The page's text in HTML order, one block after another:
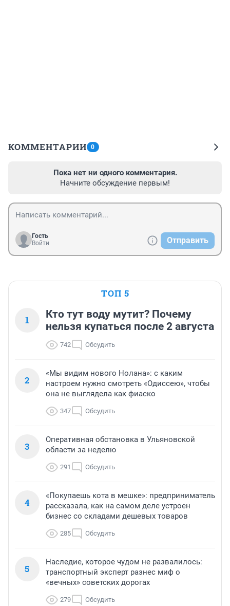
КОММЕНТАРИИ 0
Пока нет ни одного комментария.
Начните обсуждение первым!
Гость
Войти
Отправить
ТОП 5
1
Кто тут воду мутит? Почему
нельзя купаться после 2 августа
742 Обсудить
2
«Мы видим нового Нолана»: с каким
настроем нужно смотреть «Одиссею», чтобы
она не выглядела как фиаско
347 Обсудить
3
Оперативная обстановка в Ульяновской
области за неделю
291 Обсудить
4
«Покупаешь кота в мешке»: предприниматель
рассказала, как на самом деле устроен
бизнес со складами дешевых товаров
285 Обсудить
5
Наследие, которое чудом не развалилось:
транспортный эксперт разнес миф о
«вечных» советских дорогах
279 Обсудить